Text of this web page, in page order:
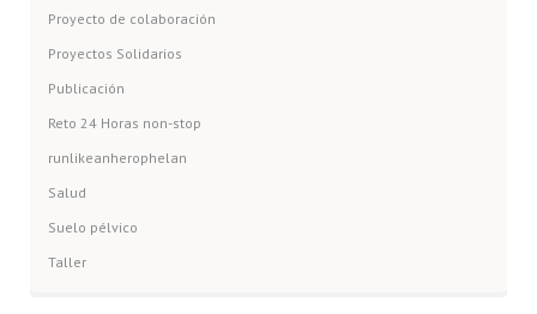
Proyecto de colaboración
Proyectos Solidarios
Publicación
Reto 24 Horas non-stop
runlikeanherophelan
Salud
Suelo pélvico
Taller